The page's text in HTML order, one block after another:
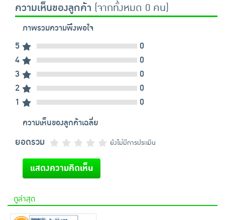
ความเห็นของลูกค้า (จากทั้งหมด 0 คน)
ภาพรวมความพึงพอใจ
5
0
4
0
3
0
2
0
1
0
ความเห็นของลูกค้าเฉลี่ย
ยอดรวม ยังไม่มีการประเมิน
แสดงความคิดเห็น
ดูล่าสุด